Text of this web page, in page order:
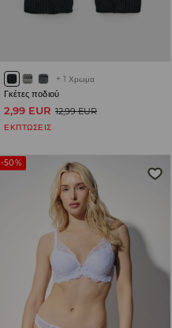
+ 1 Χρωμα
Γκέτες ποδιού
2,99 EUR 12,99 EUR
ΕΚΠΤΩΣΕΙΣ
-50%